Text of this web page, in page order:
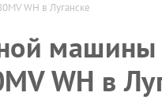
WH в Луганске
машины
WH в